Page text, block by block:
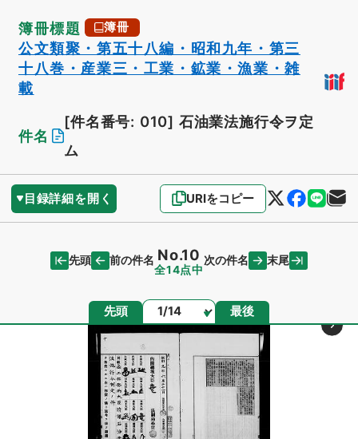
簿冊標題 簿冊
公文類聚・第五十八編・昭和九年・第三
十八巻・産業三・工業・鉱業・漁業・雑
載
件名
[件名番号: 010] 石油業法施行令ヲ定
ム
目録詳細を開く URIをコピー
先頭 前の件名 No.10
全14点中
次の件名 末尾
先頭 ページ 最後